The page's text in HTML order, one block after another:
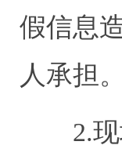
假信息
人承担。
2.